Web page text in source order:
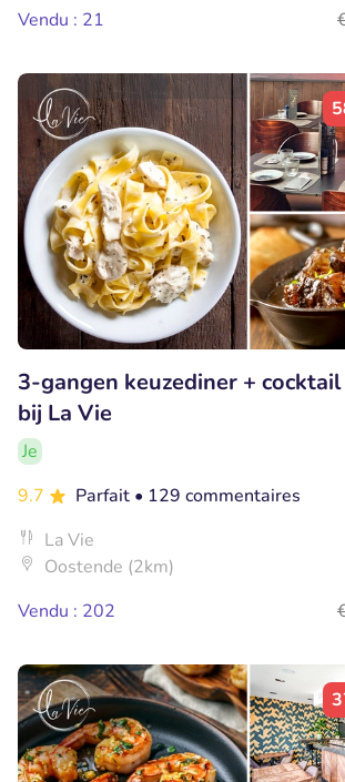
Vendu : 21
3-gangen keuzediner +
bij La Vie
Je
9.7
Parfait • 129 commentaires
La Vie
Oostende (2km)
Vendu : 202